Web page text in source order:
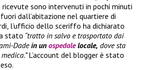
sono intervenuti in pochi minuti
dall’abitazione nel quartiere di
l’ufficio dello sceriffo ha dichiarato
stato “tratto in salvo e trasportato dai
Dadein un ospedalelocale, dove sta
L’account del blogger è stato